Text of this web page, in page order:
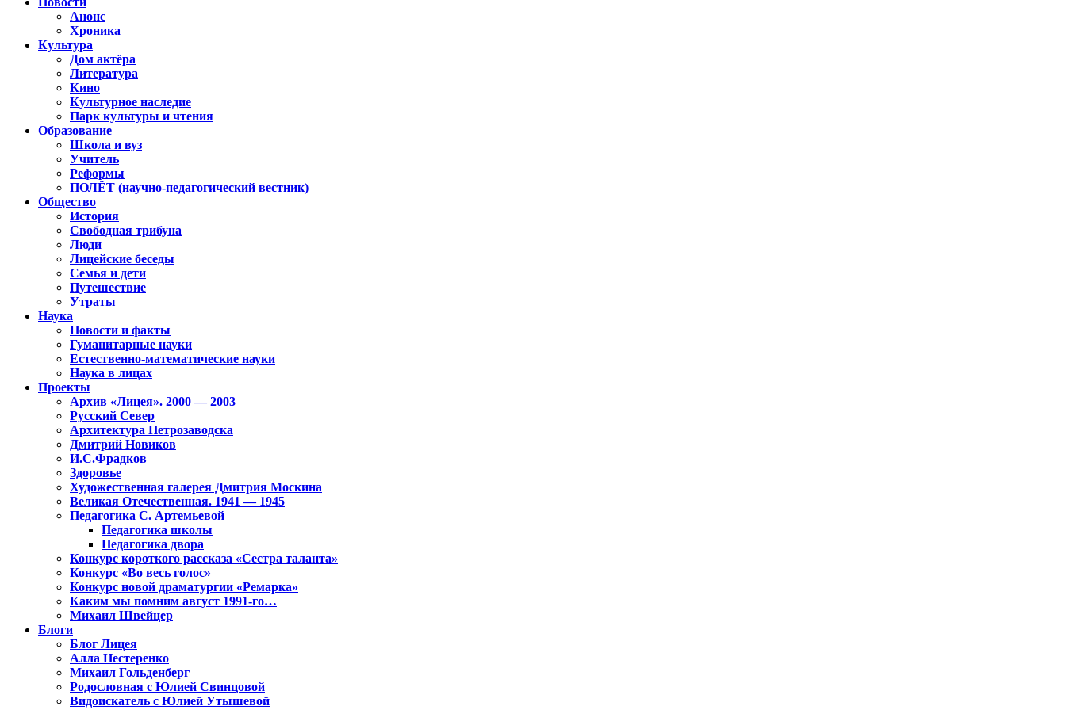
Анонс
Хроника
Культура
Дом актёра
Литература
Кино
Культурное наследие
Парк культуры и чтения
Образование
Школа и вуз
Учитель
Реформы
ПОЛЁТ (научно-педагогический вестник)
Общество
История
Свободная трибуна
Люди
Лицейские беседы
Семья и дети
Путешествие
Утраты
Наука
Новости и факты
Гуманитарные науки
Естественно-математические науки
Наука в лицах
Проекты
Архив «Лицея». 2000 — 2003
Русский Север
Архитектура Петрозаводска
Дмитрий Новиков
И.С.Фрадков
Здоровье
Художественная галерея Дмитрия Москина
Великая Отечественная. 1941 — 1945
Педагогика С. Артемьевой
Педагогика школы
Педагогика двора
Конкурс короткого рассказа «Сестра таланта»
Конкурс «Во весь голос»
Конкурс новой драматургии «Ремарка»
Каким мы помним август 1991-го…
Михаил Швейцер
Блоги
Блог Лицея
Алла Нестеренко
Михаил Гольденберг
Родословная с Юлией Свинцовой
Видоискатель с Юлией Утышевой